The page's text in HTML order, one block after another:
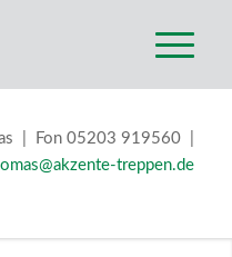
| Fon 05203 919560 |
treppen.de